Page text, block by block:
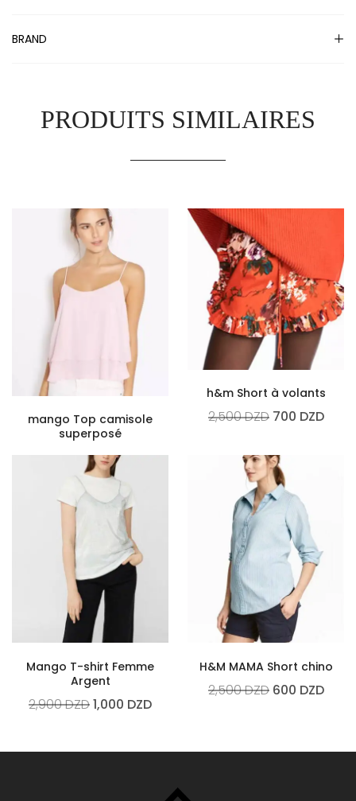
BRAND
PRODUITS SIMILAIRES
mango Top camisole
superposé
h&m Short à volants
2,500DZD 700 DZD
Mango T-shirt Femme
Argent
2,900DZD1,000 DZD
H&M MAMA Short chino
2,500DZD 600 DZD